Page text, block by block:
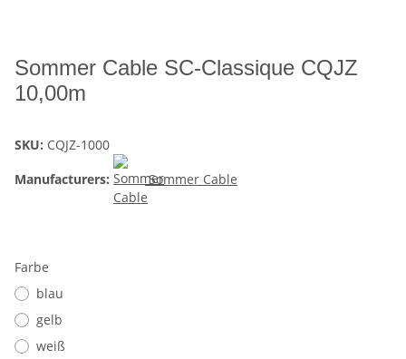
Sommer Cable SC-Classique CQJZ
10,00m
SKU: CQJZ-1000
Manufacturers:
Sommer Cable
Farbe
blau
gelb
weiß